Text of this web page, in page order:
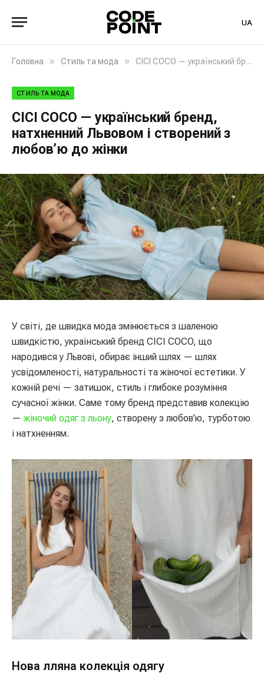
UA
Головна » Стиль та мода » CICI COCO — український бренд, натхненний Львовом і створений з любов’ю до жінки
СТИЛЬ ТА МОДА
CICI COCO — український бренд,
натхненний Львовом і створений з
любов’ю до жінки
У світі, де швидка мода змінюється з шаленою
швидкістю, український бренд CICI COCO, що
народився у Львові, обирає інший шлях — шлях
усвідомленості, натуральності та жіночої естетики. У
кожній речі — затишок, стиль і глибоке розуміння
сучасної жінки. Саме тому бренд представив колекцію
— жіночий одяг з льону, створену з любов’ю, турботою
і натхненням.
Нова лляна колекція одягу